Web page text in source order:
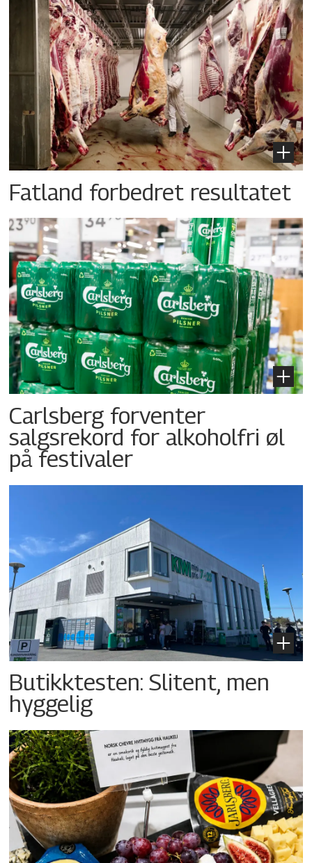
Fatland forbedret resultatet
Carlsberg forventer
salgsrekord for alkoholfri øl
på festivaler
Butikktesten: Slitent, men
hyggelig